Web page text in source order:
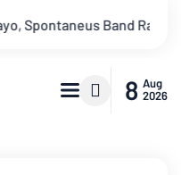
Drs Sabar Siagian, Dari
8 Aug
2026